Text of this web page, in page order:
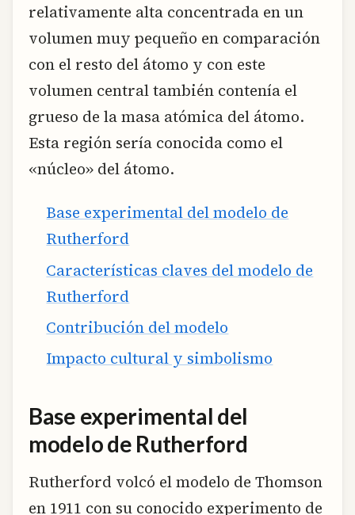
relativamente alta concentrada en un
volumen muy pequeño en comparación
con el resto del átomo y con este
volumen central también contenía el
grueso de la masa atómica del átomo.
Esta región sería conocida como el
«núcleo» del átomo.
Base experimental del modelo de
Rutherford
Características claves del modelo de
Rutherford
Contribución del modelo
Impacto cultural y simbolismo
Base experimental del
modelo de Rutherford
Rutherford volcó el modelo de Thomson
en 1911 con su conocido experimento de